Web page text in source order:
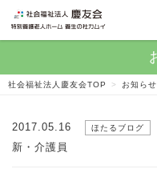
社会福祉法人慶友会TOP > お知らせ
2017.05.16 ほたるブログ
新・介護員